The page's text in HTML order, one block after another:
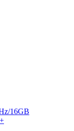
16GB